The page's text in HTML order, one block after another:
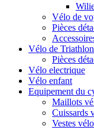
Vélo de
Pièces
Vélo de Triathlon
Pièces
Vélo electrique
Vélo enfant
Equipement du
Maillots
Cuissards
Vestes vélo